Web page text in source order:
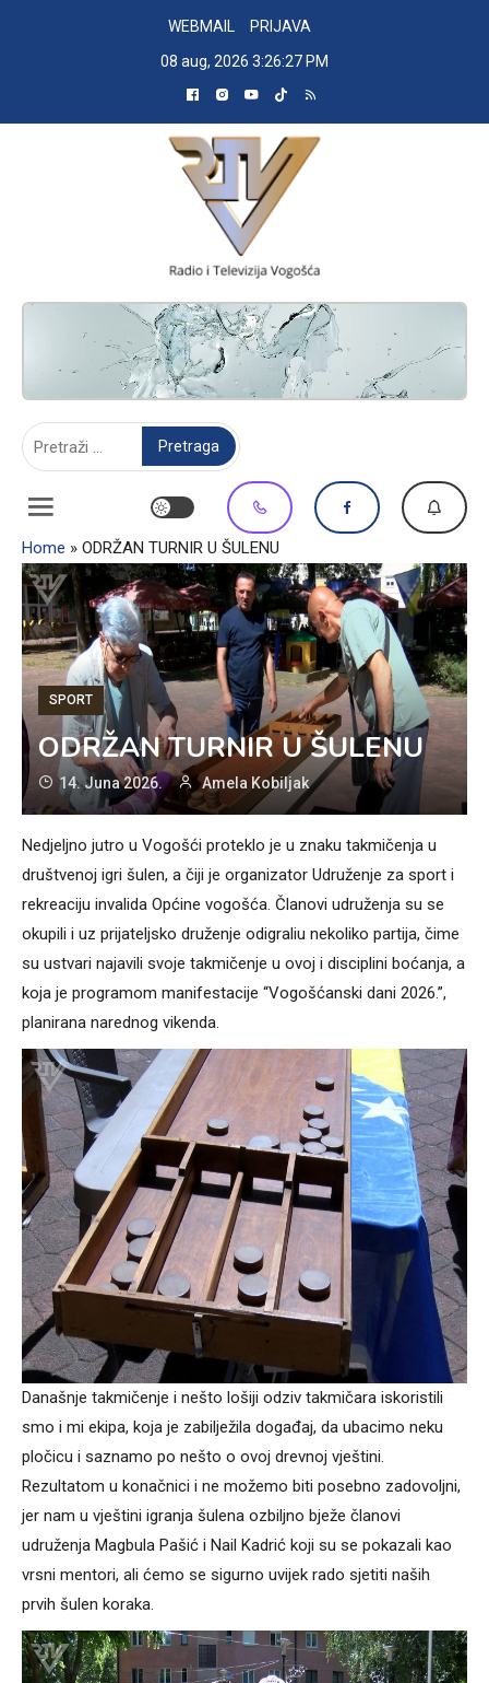
WEBMAIL
PRIJAVA
08 aug, 2026 3:26:28 PM
RADIO TELEVIZIJA VOGOŠĆA
Home » ODRŽAN TURNIR U ŠULENU
SPORT
ODRŽAN TURNIR U ŠULENU
14. Juna 2026. Amela Kobiljak
Nedjeljno jutro u Vogošći proteklo je u znaku takmičenja u
društvenoj igri šulen, a čiji je organizator Udruženje za sport i
rekreaciju invalida Općine vogošća. Članovi udruženja su se
okupili i uz prijateljsko druženje odigraliu nekoliko partija, čime
su ustvari najavili svoje takmičenje u ovoj i disciplini boćanja, a
koja je programom manifestacije “Vogošćanski dani 2026.”,
planirana narednog vikenda.
Današnje takmičenje i nešto lošiji odziv takmičara iskoristili
smo i mi ekipa, koja je zabilježila događaj, da ubacimo neku
pločicu i saznamo po nešto o ovoj drevnoj vještini.
Rezultatom u konačnici i ne možemo biti posebno zadovoljni,
jer nam u vještini igranja šulena ozbiljno bježe članovi
udruženja Magbula Pašić i Nail Kadrić koji su se pokazali kao
vrsni mentori, ali ćemo se sigurno uvijek rado sjetiti naših
prvih šulen koraka.